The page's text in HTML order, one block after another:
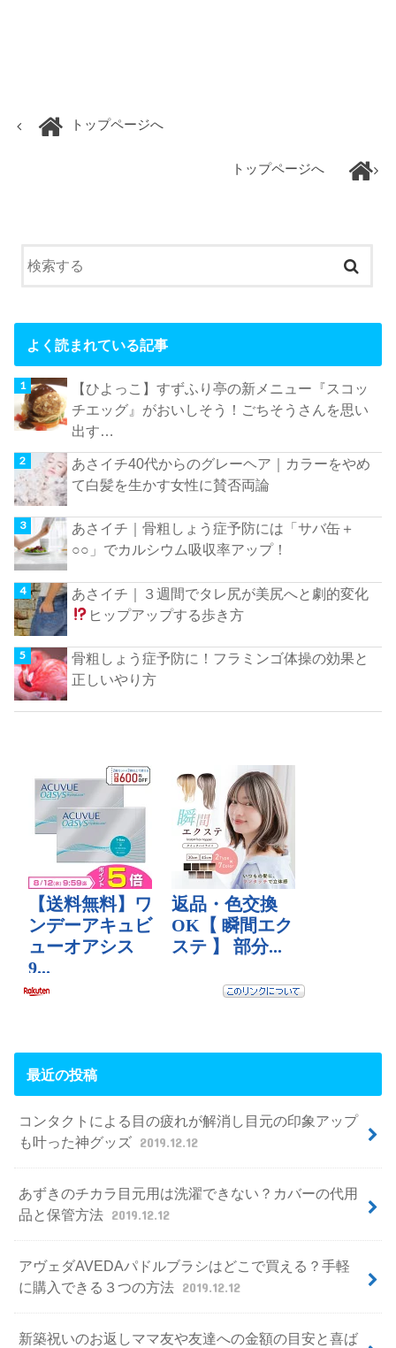
トップページへ
トップページへ
よく読まれている記事
【ひよっこ】すずふり亭の新メニュー『スコッ
チエッグ』がおいしそう！ごちそうさんを思い
出す…
あさイチ40代からのグレーヘア｜カラーをやめ
て白髪を生かす女性に賛否両論
あさイチ｜骨粗しょう症予防には「サバ缶＋
○○」でカルシウム吸収率アップ！
あさイチ｜３週間でタレ尻が美尻へと劇的変化
ヒップアップする歩き方
骨粗しょう症予防に！フラミンゴ体操の効果と
正しいやり方
最近の投稿
コンタクトによる目の疲れが解消し目元の印象アップ
も叶った神グッズ 2019.12.12
あずきのチカラ目元用は洗濯できない？カバーの代用
品と保管方法 2019.12.12
アヴェダAVEDAパドルブラシはどこで買える？手軽
に購入できる３つの方法 2019.12.12
新築祝いのお返しママ友や友達への金額の目安と喜ば